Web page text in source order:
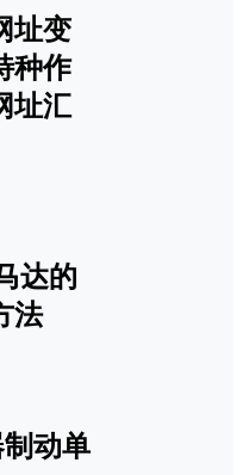
址变
种作
址汇
达的
法
动单